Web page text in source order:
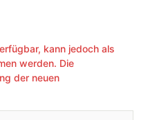
kann jedoch als
werden. Die
der neuen